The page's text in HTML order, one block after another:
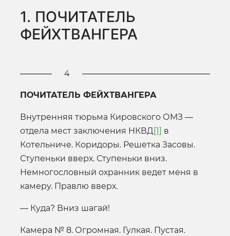
1. ПОЧИТАТЕЛЬ
ФЕЙХТВАНГЕРА
4
ПОЧИТАТЕЛЬ ФЕЙХТВАНГЕРА
Внутренняя тюрьма Кировского ОМЗ —
отдела мест заключения НКВД[1] в
Котельниче. Коридоры. Решетка Засовы.
Ступеньки вверх. Ступеньки вниз.
Немногословный охранник ведет меня в
камеру. Правлю вверх.
— Куда? Вниз шагай!
Камера № 8. Огромная. Гулкая. Пустая.